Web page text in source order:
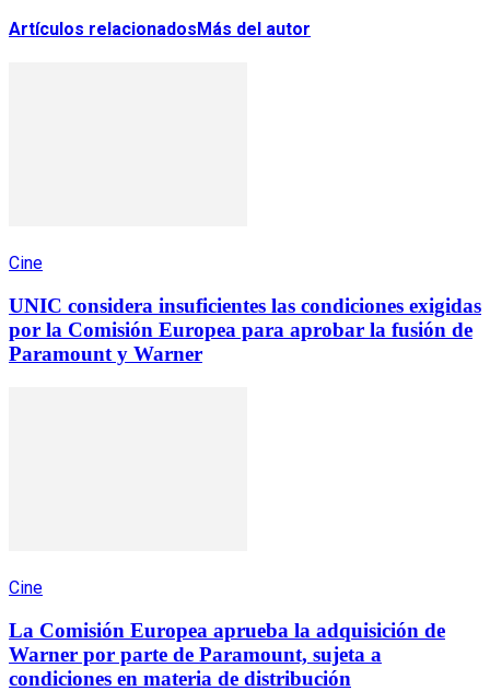
Artículos relacionadosMás del autor
Cine
UNIC considera insuficientes las condiciones exigidas
por la Comisión Europea para aprobar la fusión de
Paramount y Warner
Cine
La Comisión Europea aprueba la adquisición de
Warner por parte de Paramount, sujeta a
condiciones en materia de distribución